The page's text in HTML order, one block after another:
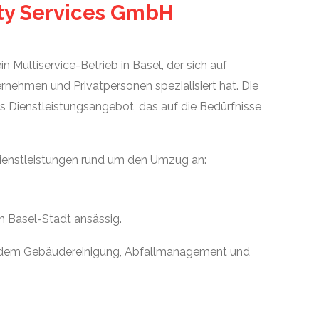
Services GmbH
Multiservice-Betrieb in Basel, der sich auf
und Privatpersonen spezialisiert hat. Die
Dienstleistungsangebot, das auf die Bedürfnisse
rund um den Umzug an:
Basel-Stadt ansässig.
Gebäudereinigung, Abfallmanagement und